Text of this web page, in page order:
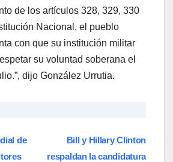
de los artículos 328, 329, 330
Nacional, el pueblo
con que su institución militar
su voluntad soberana el
dijo González Urrutia.
Bill y Hillary Clinton
respaldan la candidatura
de